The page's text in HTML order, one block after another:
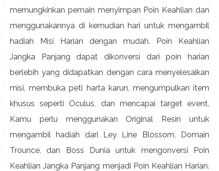
memungkinkan pemain menyimpan Poin Keahlian dan
menggunakannya di kemudian hari untuk mengambil
hadiah Misi Harian dengan mudah. Poin Keahlian
Jangka Panjang dapat dikonversi dari poin harian
berlebih yang didapatkan dengan cara menyelesaikan
misi, membuka peti harta karun, mengumpulkan item
khusus seperti Oculus, dan mencapai target event.
Kamu perlu menggunakan Original Resin untuk
mengambil hadiah dari Ley Line Blossom, Domain
Trounce, dan Boss Dunia untuk mengonversi Poin
Keahlian Jangka Panjang menjadi Poin Keahlian Harian.